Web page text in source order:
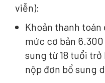
viễn):
Khoản thanh toán
mức cơ bản
sung từ 18 tuổi
nộp đơn bổ sung